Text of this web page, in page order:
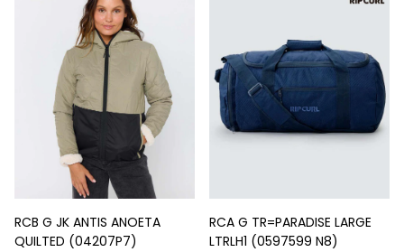
RCB G JK ANTIS ANOETA
QUILTED (04207P7)
RCA G TR=PARADISE LARGE
LTRLH1 (0597599 N8)